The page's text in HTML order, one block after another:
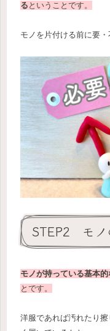
る ということです。
モノを片付ける前に要・
STEP2 モノ
モノが持っている基本
とです。
洋服であれば汚れたり